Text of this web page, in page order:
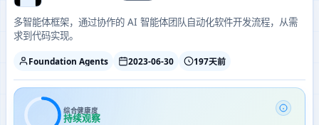
多智能体框架，通过协作的 AI 智能体团队自动化软件开发流程，从需
求到代码实现。
Foundation Agents 2023-06-30 197天前
综合健康度
持续观察